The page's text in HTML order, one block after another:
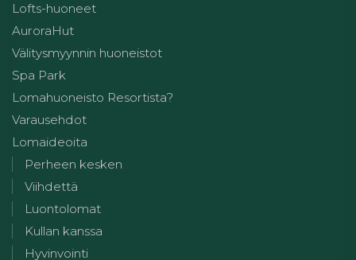
Lofts-huoneet
AuroraHut
Välitysmyynnin huoneistot
Spa Park
Lomahuoneisto Resortista?
Varausehdot
Lomaideoita
Perheen kesken
Viihdettä
Luontolomat
Kullan kanssa
Hyvinvointi